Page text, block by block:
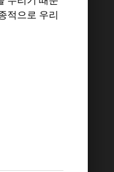
적으로 우리